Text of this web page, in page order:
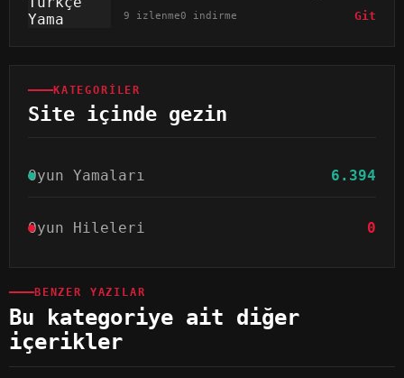
9 izlenme0 indirme Git
KATEGORILER
Site içinde gezin
Oyun Yamaları 6.394
Oyun Hileleri 0
BENZER YAZILAR
Bu kategoriye ait diğer
içerikler